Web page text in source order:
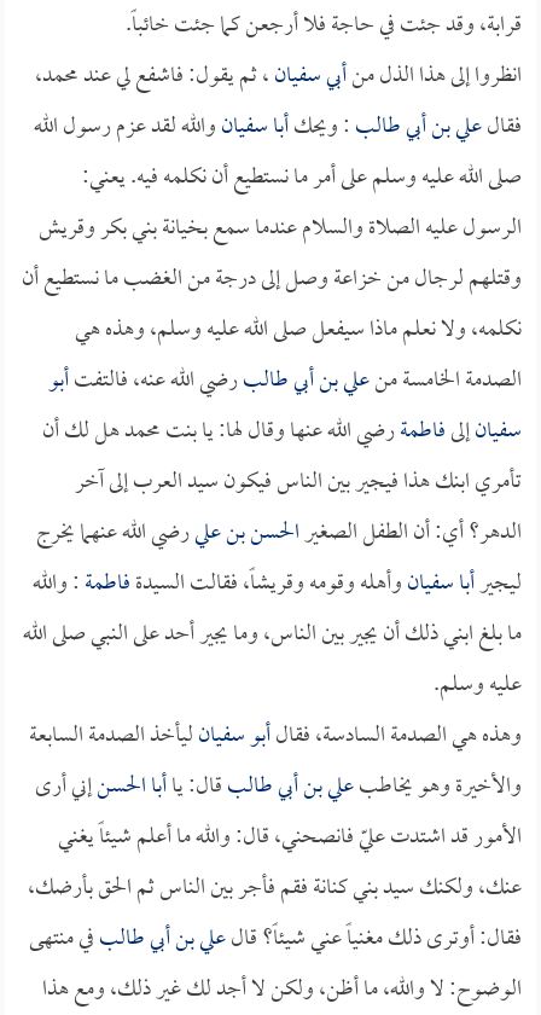
قرابة، وقد جئت في حاجة فلا أرجعن كما جئت خائباً.
انظروا إلى هذا الذل منأبي سفيان، ثم يقول: فاشفع لي عند محمد،
فقالعلي بن أبي طالب: ويحكأبا سفيانوالله لقد عزم رسول الله
صلى الله عليه وسلم على أمر ما نستطيع أن نكلمه فيه. يعني:
الرسول عليه الصلاة والسلام عندما سمع بخيانة بني بكر وقريش
وقتلهم لرجال من خزاعة وصل إلى درجة من الغضب ما نستطيع أن
نكلمه، ولا نعلم ماذا سيفعل صلى الله عليه وسلم، وهذه هي
الصدمة الخامسة منعلي بن أبي طالبرضي الله عنه، فالتفتأبو
سفيانإلىفاطمةرضي الله عنها وقال لها: يا بنت محمد هل لك أن
تأمري ابنك هذا فيجير بين الناس فيكون سيد العرب إلى آخر
الدهر؟ أي: أن الطفل الصغيرالحسن بن عليرضي الله عنهما يخرج
ليجيرأبا سفيانوأهله وقومه وقريشاً، فقالت السيدةفاطمة: والله
ما بلغ ابني ذلك أن يجير بين الناس، وما يجير أحد على النبي صلى الله
عليه وسلم.
وهذه هي الصدمة السادسة، فقالأبو سفيانليأخذ الصدمة السابعة
والأخيرة وهو يخاطبعلي بن أبي طالبقال: ياأبا الحسنإني أرى
الأمور قد اشتدت عليّ فانصحني، قال: والله ما أعلم شيئاً يغني
عنك، ولكنك سيد بني كنانة فقم فأجر بين الناس ثم الحق بأرضك،
فقال: أوترى ذلك مغنياً عني شيئاً؟ قالعلي بن أبي طالبفي منتهى
الوضوح: لا والله، ما أظن، ولكن لا أجد لك غير ذلك، ومع هذا